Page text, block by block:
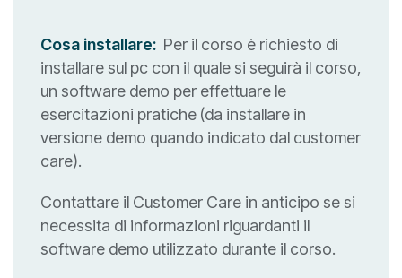
Cosa installare: Per il corso è richiesto di
installare sul pc con il quale si seguirà il corso,
un software demo per effettuare le
esercitazioni pratiche (da installare in
versione demo quando indicato dal customer
care).
Contattare il Customer Care in anticipo se si
necessita di informazioni riguardanti il
software demo utilizzato durante il corso.